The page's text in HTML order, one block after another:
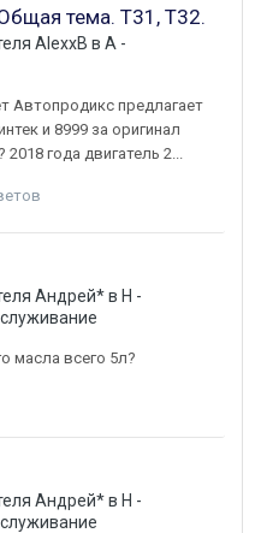
тема. Т31, Т32.
AlexxB в A -
Автопродикс предлагает
и 8999 за оригинал
года двигатель 2...
Андрей*в H -
масла всего 5л?
Андрей*в H -